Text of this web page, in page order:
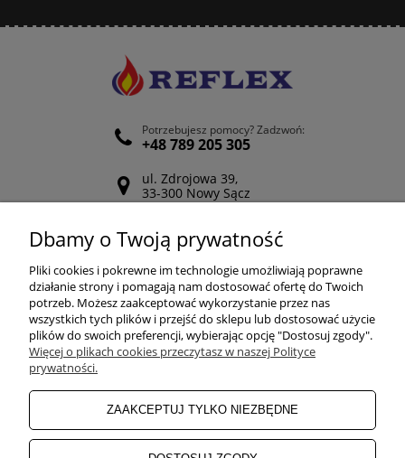
Potrzebujesz pomocy? Zadzwoń:
+48 789 205 305
ul. Zdrojowa 39,
33-300 Nowy Sącz
Odwiedź nasz Facebook
POMOC
ZAKUPY
MOJE KONTO
INFORMACJE
Dbamy o Twoją prywatność
Pliki cookies i pokrewne im technologie umożliwiają poprawne
działanie strony i pomagają nam dostosować ofertę do Twoich
potrzeb. Możesz zaakceptować wykorzystanie przez nas
wszystkich tych plików i przejść do sklepu lub dostosować użycie
plików do swoich preferencji, wybierając opcję "Dostosuj zgody".
Więcej o plikach cookies przeczytasz w naszej Polityce
prywatności.
ZAAKCEPTUJ TYLKO NIEZBĘDNE